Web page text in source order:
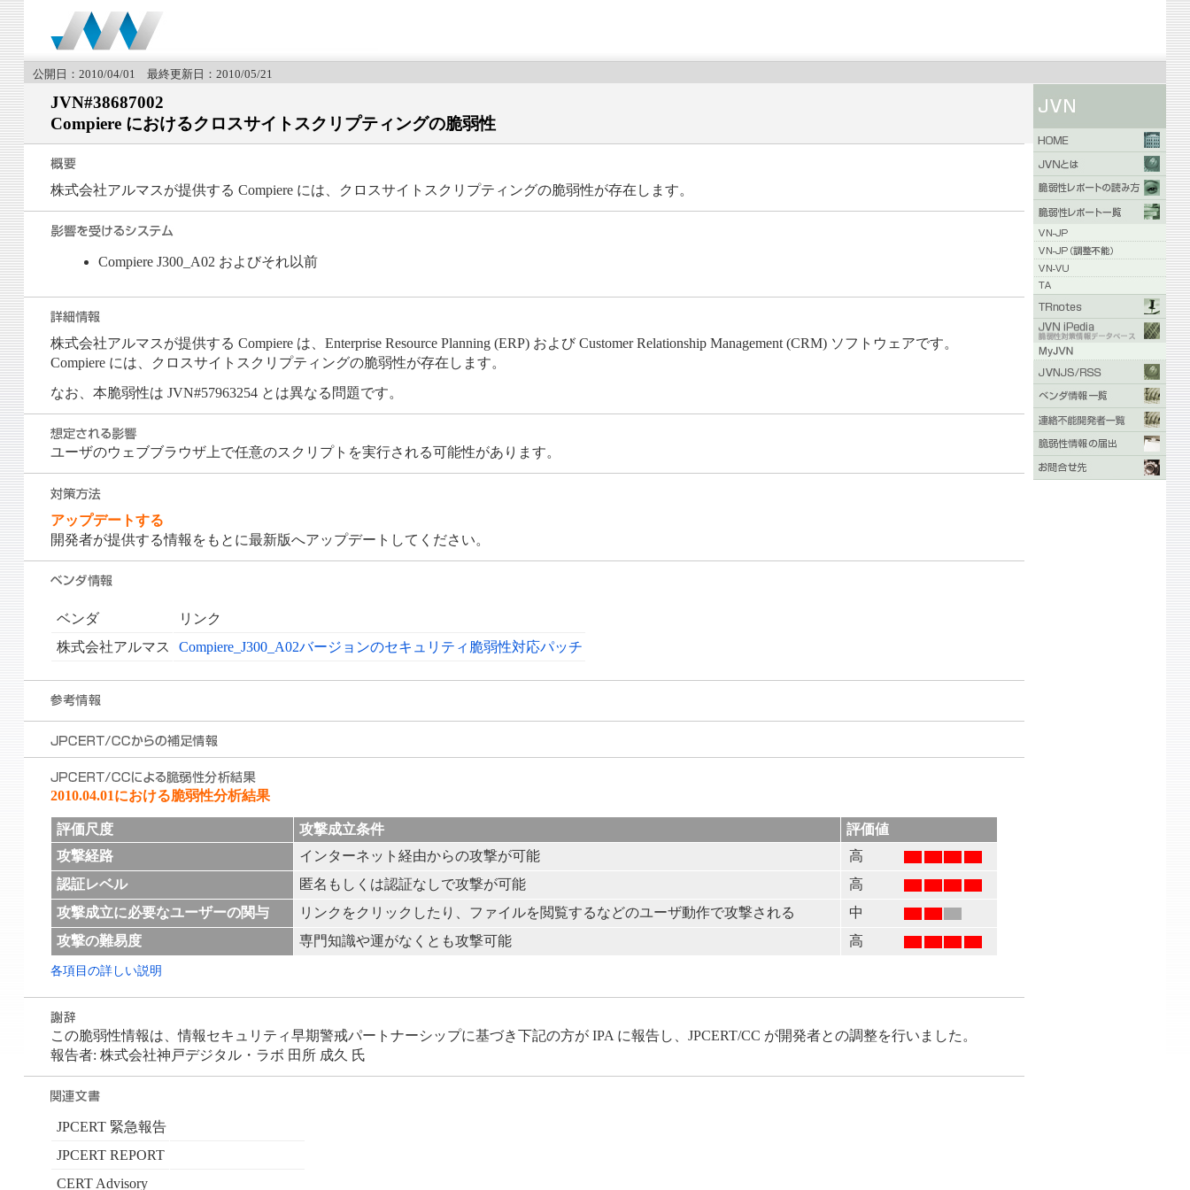
公開日：2010/04/01 最終更新日：2010/05/21
JVN#38687002
Compiere におけるクロスサイトスクリプティングの脆弱性
株式会社アルマスが提供する Compiere には、クロスサイトスクリプティングの脆弱性が存在します。
Compiere J300_A02 およびそれ以前
株式会社アルマスが提供する Compiere は、Enterprise Resource Planning (ERP) および Customer Relationship Management (CRM) ソフトウェアです。
Compiere には、クロスサイトスクリプティングの脆弱性が存在します。
なお、本脆弱性は JVN#57963254 とは異なる問題です。
ユーザのウェブブラウザ上で任意のスクリプトを実行される可能性があります。
アップデートする
開発者が提供する情報をもとに最新版へアップデートしてください。
ベンダ
リンク
株式会社アルマス
Compiere_J300_A02バージョンのセキュリティ脆弱性対応パッチ
2010.04.01における脆弱性分析結果
評価尺度 攻撃成立条件
評価値
攻撃経路
インターネット経由からの攻撃が可能
高
認証レベル
匿名もしくは認証なしで攻撃が可能
高
攻撃成立に必要なユーザーの関与
リンクをクリックしたり、ファイルを閲覧するなどのユーザ動作で攻撃される
中
攻撃の難易度
専門知識や運がなくとも攻撃可能 高
各項目の詳しい説明
この脆弱性情報は、情報セキュリティ早期警戒パートナーシップに基づき下記の方が IPA に報告し、JPCERT/CC が開発者との調整を行いました。
報告者: 株式会社神戸デジタル・ラボ 田所 成久 氏
JPCERT 緊急報告
JPCERT REPORT
CERT Advisory